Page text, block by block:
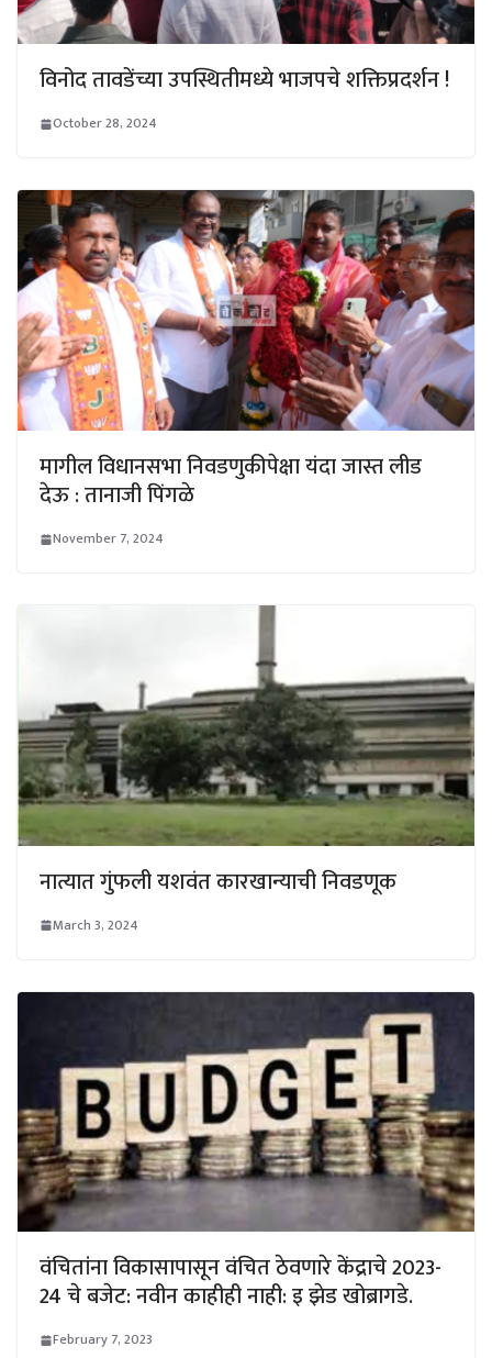
विनोद तावडेंच्या उपस्थितीमध्ये भाजपचे शक्तिप्रदर्शन !
October 28, 2024
मागील विधानसभा निवडणुकीपेक्षा यंदा जास्त लीड
देऊ : तानाजी पिंगळे
November 7, 2024
नात्यात गुंफली यशवंत कारखान्याची निवडणूक
March 3, 2024
वंचितांना विकासापासून वंचित ठेवणारे केंद्राचे 2023-
24 चे बजेट: नवीन काहीही नाही: इ झेड खोब्रागडे.
February 7, 2023